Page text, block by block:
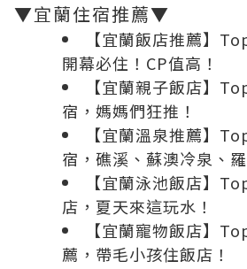
▼宜蘭住宿推薦▼
【宜蘭飯店推薦】
開幕必住！CP值高！
【宜蘭親子飯店】
宿，媽媽們狂推！
【宜蘭溫泉推薦】
宿，礁溪、蘇澳冷泉、
【宜蘭泳池飯店】
店，夏天來這玩水！
【宜蘭寵物飯店】
薦，帶毛小孩住飯店！